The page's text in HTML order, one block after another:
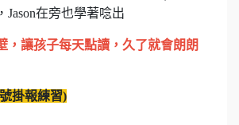
Jason在旁也學著唸出
，讓孩子每天點讀，久了就會朗朗
掛報練習)